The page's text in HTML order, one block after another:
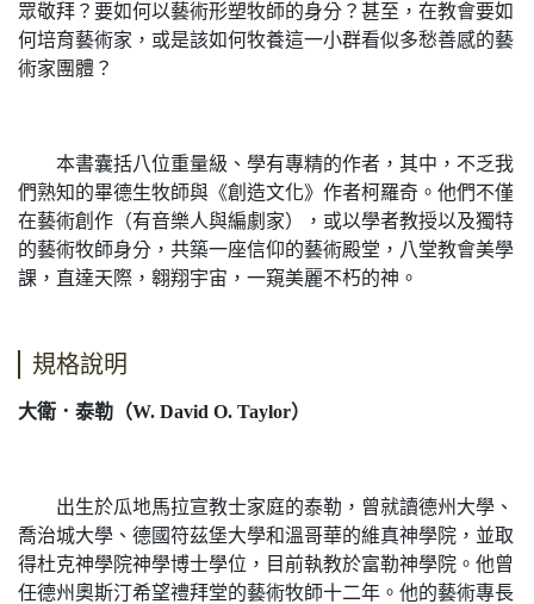
眾敬拜？要如何以藝術形塑牧師的身分？甚至，在教會要如
何培育藝術家，或是該如何牧養這一小群看似多愁善感的藝
術家團體？
本書囊括八位重量級、學有專精的作者，其中，不乏我
們熟知的畢德生牧師與《創造文化》作者柯羅奇。他們不僅
在藝術創作（有音樂人與編劇家），或以學者教授以及獨特
的藝術牧師身分，共築一座信仰的藝術殿堂，八堂教會美學
課，直達天際，翱翔宇宙，一窺美麗不朽的神。
規格說明
大衛．泰勒（W. David O. Taylor）
出生於瓜地馬拉宣教士家庭的泰勒，曾就讀德州大學、
喬治城大學、德國符茲堡大學和溫哥華的維真神學院，並取
得杜克神學院神學博士學位，目前執教於富勒神學院。他曾
任德州奧斯汀希望禮拜堂的藝術牧師十二年。他的藝術專長